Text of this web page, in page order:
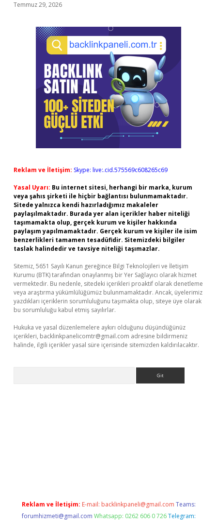
Temmuz 29, 2026
Reklam ve İletişim: Skype: live:.cid.575569c608265c69
Yasal Uyarı: Bu internet sitesi, herhangi bir marka, kurum
veya şahıs şirketi ile hiçbir bağlantısı bulunmamaktadır.
Sitede yalnızca kendi hazırladığımız makaleler
paylaşılmaktadır. Burada yer alan içerikler haber niteliği
taşımamakta olup, gerçek kurum ve kişiler hakkında
paylaşım yapılmamaktadır. Gerçek kurum ve kişiler ile isim
benzerlikleri tamamen tesadüfidir. Sitemizdeki bilgiler
taslak halindedir ve tavsiye niteliği taşımazlar.
Sitemiz, 5651 Sayılı Kanun gereğince Bilgi Teknolojileri ve İletişim
Kurumu (BTK) tarafından onaylanmış bir Yer Sağlayıcı olarak hizmet
vermektedir. Bu nedenle, sitedeki içerikleri proaktif olarak denetleme
veya araştırma yükümlülüğümüz bulunmamaktadır. Ancak, üyelerimiz
yazdıkları içeriklerin sorumluluğunu taşımakta olup, siteye üye olarak
bu sorumluluğu kabul etmiş sayılırlar.
Hukuka ve yasal düzenlemelere aykırı olduğunu düşündüğünüz
içerikleri, backlinkpanelicomtr@gmail.com adresine bildirmeniz
halinde, ilgili içerikler yasal süre içerisinde sitemizden kaldırılacaktır.
Reklam ve İletişim: E-mail: backlinkpaneli@gmail.com Teams:
forumhizmeti@gmail.com Whatsapp: 0262 606 0 726 Telegram: